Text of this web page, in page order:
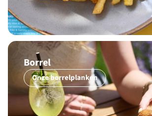
Borrel
Onze borrelplanken